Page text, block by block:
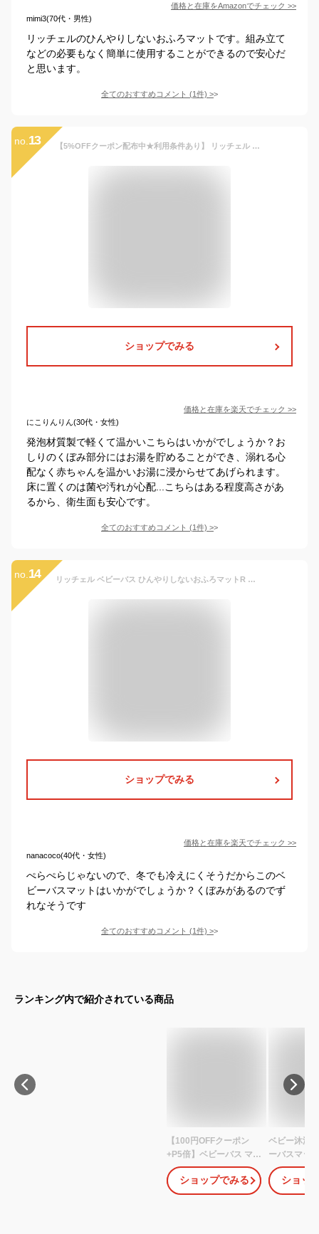
価格と在庫をAmazonでチェック >>
mimi3(70代・男性)
リッチェルのひんやりしないおふろマットです。組み立て
などの必要もなく簡単に使用することができるので安心だ
と思います。
全てのおすすめコメント (1件) >
no. 13 【5%OFFクーポン配布中★利用条件あり】 リッチェル お風呂マット ひんやりしない おふろマットR バスマット ベビーバス ベビー用品 赤ちゃん 浴室内 お風呂 マット 風呂 立体形状 温かい Richell 冬 沐浴 入浴 送料無料
ショップでみる
価格と在庫を楽天でチェック >>
にこりんりん(30代・女性)
発泡材質製で軽くて温かいこちらはいかがでしょうか？お
しりのくぼみ部分にはお湯を貯めることができ、溺れる心
配なく赤ちゃんを温かいお湯に浸からせてあげられます。
床に置くのは菌や汚れが心配...こちらはある程度高さがあ
るから、衛生面も安心です。
全てのおすすめコメント (1件) >
no. 14 リッチェル ベビーバス ひんやりしないおふろマットR ｜ ひんやりしないお風呂マット バスマット ベビー用品 お風呂マット 赤ちゃん 新生児〜6カ月 浴室内 冬
ショップでみる
価格と在庫を楽天でチェック >>
nanacoco(40代・女性)
ぺらぺらじゃないので、冬でも冷えにくそうだからこのベ
ビーバスマットはいかがでしょうか？くぼみがあるのでず
れなそうです
全てのおすすめコメント (1件) >
ランキング内で紹介されている商品
【100円OFFクーポン
+P5倍】ベビーバス マッ
ト 寝かせたまま洗える
スポンジ バスベッド お
風呂マット 赤ちゃん バ
ショップでみる
ベビー沐浴
ーバスマッ
ベビーバス
ット ベビー
ト シャワー
ショッ